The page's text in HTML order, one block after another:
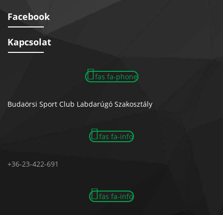
Facebook
Kapcsolat
fas fa-phone
Budaörsi Sport Club Labdarúgó Szakosztály
fas fa-info
+36-23-422-691
fas fa-info